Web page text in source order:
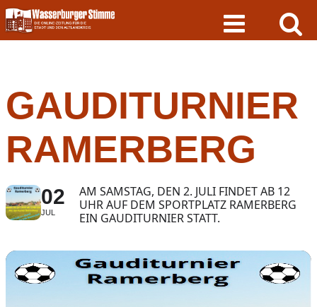
Skip
to
content
GAUDITURNIER
RAMERBERG
02
JUL
AM SAMSTAG, DEN 2. JULI FINDET AB 12
UHR AUF DEM SPORTPLATZ RAMERBERG
EIN GAUDITURNIER STATT.